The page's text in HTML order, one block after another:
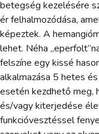
betegség kezelésére
ér felhalmozódása,
képeztek. A
lehet. Néha
felszíne egy kissé
alkalmazása 5 hetes
esetén kezdhető meg,
és/vagy kiterjedése
funkcióvesztéssel